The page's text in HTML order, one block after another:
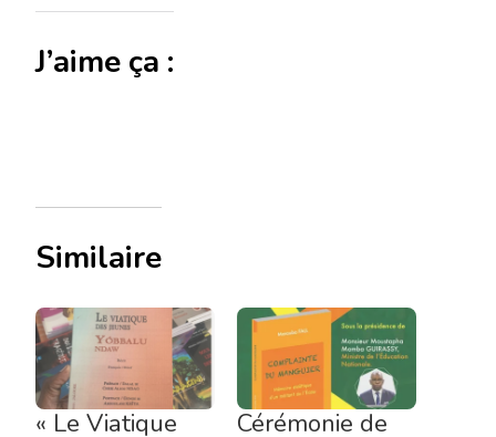
J’aime ça :
Similaire
« Le Viatique
Cérémonie de